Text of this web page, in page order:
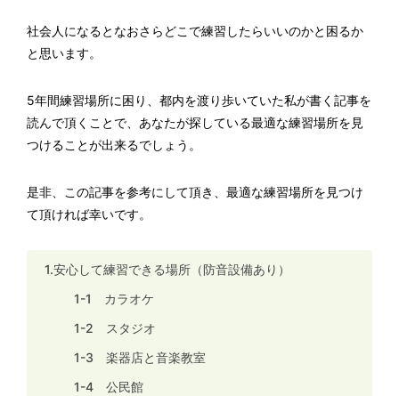
社会人になるとなおさらどこで練習したらいいのかと困るか
と思います。
5年間練習場所に困り、都内を渡り歩いていた私が書く記事を
読んで頂くことで、あなたが探している最適な練習場所を見
つけることが出来るでしょう。
是非、この記事を参考にして頂き、最適な練習場所を見つけ
て頂ければ幸いです。
1.安心して練習できる場所（防音設備あり）
1-1 カラオケ
1-2 スタジオ
1-3 楽器店と音楽教室
1-4 公民館